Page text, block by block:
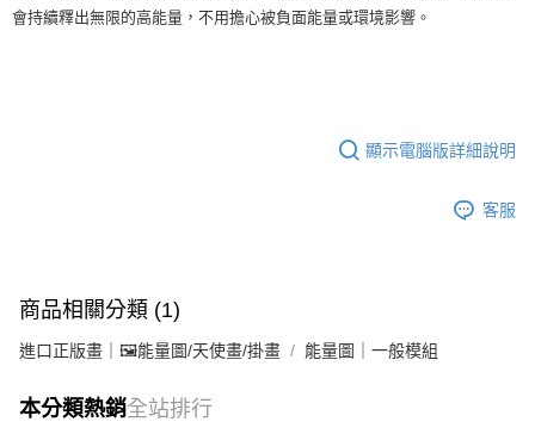
會持續釋出無限的高能量，不用擔心被負面能量或環境影響。
顯示電腦版詳細說明
客服
商品相關分類 (1)
進口正版畫｜🖼️能量圖/天使畫/掛畫 能量圖｜一般模組
本分類熱銷全站排行